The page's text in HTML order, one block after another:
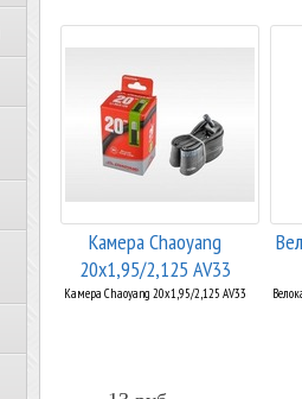
Камера Chaoyang
20x1,95/2,125 AV33
Камера Chaoyang 20x1,95/2,125 AV33